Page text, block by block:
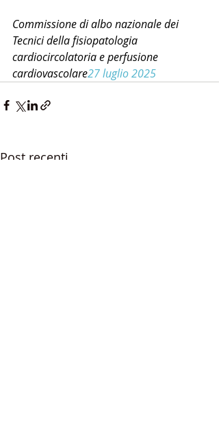
Commissione di albo nazionale dei
Tecnici della fisiopatologia
cardiocircolatoria e perfusione
cardiovascolare27 luglio 2025
Post recenti